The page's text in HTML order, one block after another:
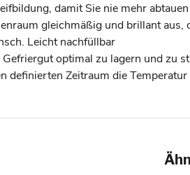
damit Sie nie mehr
gleichmäßig und brillant aus,
Leicht nachfüllbar
optimal zu lagern und zu
definierten Zeitraum die